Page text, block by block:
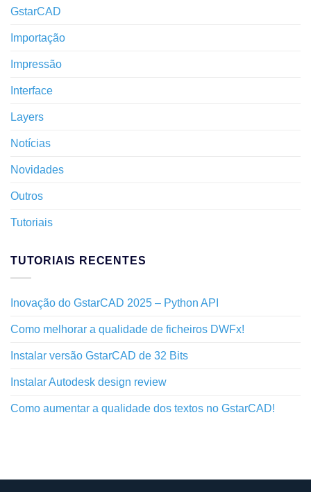
GstarCAD
Importação
Impressão
Interface
Layers
Notícias
Novidades
Outros
Tutoriais
TUTORIAIS RECENTES
Inovação do GstarCAD 2025 – Python API
Como melhorar a qualidade de ficheiros DWFx!
Instalar versão GstarCAD de 32 Bits
Instalar Autodesk design review
Como aumentar a qualidade dos textos no GstarCAD!